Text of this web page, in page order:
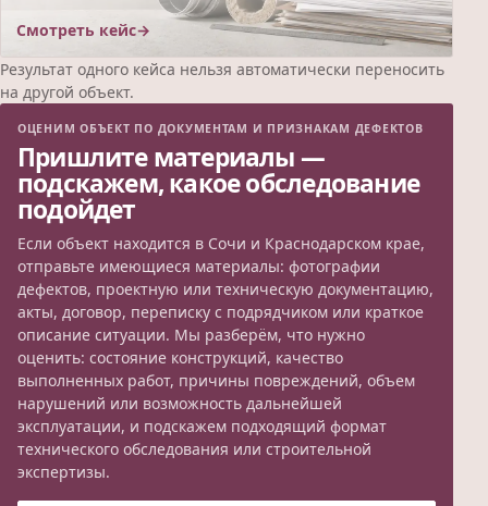
Смотреть кейс
Результат одного кейса нельзя автоматически переносить
на другой объект.
ОЦЕНИМ ОБЪЕКТ ПО ДОКУМЕНТАМ И ПРИЗНАКАМ ДЕФЕКТОВ
Пришлите материалы —
подскажем, какое обследование
подойдет
Если объект находится в Сочи и Краснодарском крае,
отправьте имеющиеся материалы: фотографии
дефектов, проектную или техническую документацию,
акты, договор, переписку с подрядчиком или краткое
описание ситуации. Мы разберём, что нужно
оценить: состояние конструкций, качество
выполненных работ, причины повреждений, объем
нарушений или возможность дальнейшей
эксплуатации, и подскажем подходящий формат
технического обследования или строительной
экспертизы.